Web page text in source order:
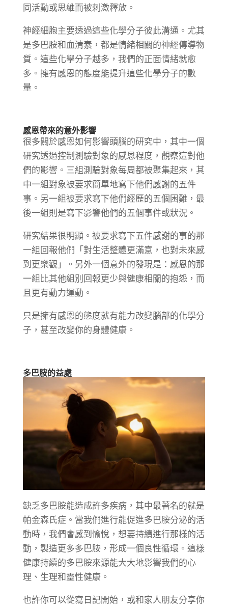
同活動或思維而被刺激釋放。
神經細胞主要透過這些化學分子彼此溝通。尤其
是多巴胺和血清素，都是情緒相關的神經傳導物
質。這些化學分子越多，我們的正面情緒就愈
多。擁有感恩的態度能提升這些化學分子的數
量。
感恩帶來的意外影響
很多關於感恩如何影響頭腦的研究中，其中一個
研究透過控制測驗對象的感恩程度，觀察這對他
們的影響。三組測驗對象每周都被聚集起來，其
中一組對象被要求簡單地寫下他們感謝的五件
事。另一組被要求寫下他們經歷的五個困難，最
後一組則是寫下影響他們的五個事件或狀況。
研究結果很明顯。被要求寫下五件感謝的事的那
一組回報他們「對生活整體更滿意，也對未來感
到更樂觀」。另外一個意外的發現是：感恩的那
一組比其他組別回報更少與健康相關的抱怨，而
且更有動力運動。
只是擁有感恩的態度就有能力改變腦部的化學分
子，甚至改變你的身體健康。
多巴胺的益處
缺乏多巴胺能造成許多疾病，其中最著名的就是
帕金森氏症。當我們進行能促進多巴胺分泌的活
動時，我們會感到愉悅，想要持續進行那樣的活
動，製造更多多巴胺，形成一個良性循環。這樣
健康持續的多巴胺來源能大大地影響我們的心
理、生理和靈性健康。
也許你可以從寫日記開始，或和家人朋友分享你